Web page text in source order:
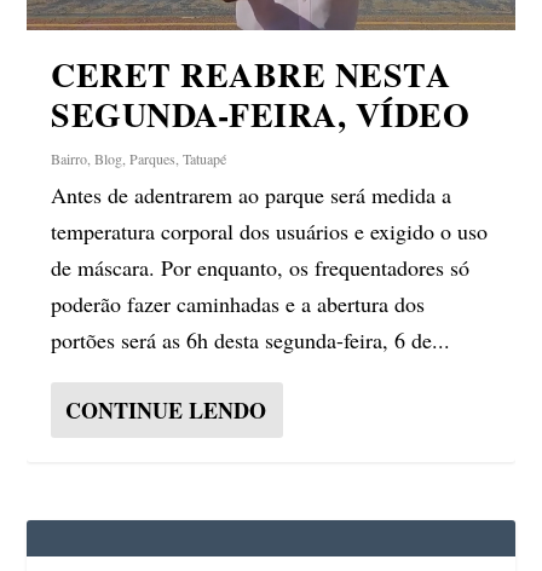
CERET REABRE NESTA
SEGUNDA-FEIRA, VÍDEO
Bairro ,Blog ,Parques ,Tatuapé
Antes de adentrarem ao parque será medida a
temperatura corporal dos usuários e exigido o uso
de máscara. Por enquanto, os frequentadores só
poderão fazer caminhadas e a abertura dos
portões será as 6h desta segunda-feira, 6 de...
CONTINUE LENDO